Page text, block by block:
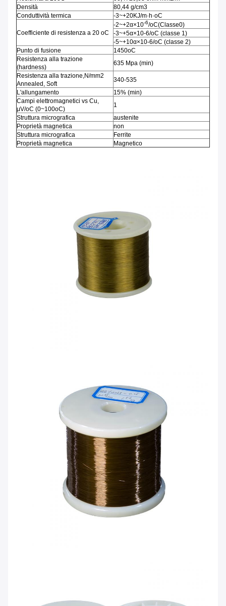
Densità
80,44 g/cm3
Conduttività termica
-3~+20KJ/m·h·oC
Coefficiente di resistenza a 20 oC
-2~+2α×10-6/oC(Classe0)
-3~+5α×10-6/oC (classe 1)
-5~+10α×10-6/oC (classe 2)
Punto di fusione
1450oC
Resistenza alla trazione
(hardness)
635 Mpa (min)
Resistenza alla trazione,N/mm2
Annealed, Soft
340-535
L'allungamento
15% (min)
Campi elettromagnetici vs Cu,
μV/oC (0~100oC)
1
Struttura micrografica
austenite
Proprietà magnetica
non
Struttura micrografica
Ferrite
Proprietà magnetica
Magnetico